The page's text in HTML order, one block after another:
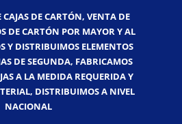
CAJAS DE CARTÓN, VENTA DE
DE CARTÓN POR MAYOR Y AL
Y DISTRIBUIMOS ELEMENTOS
DE SEGUNDA, FABRICAMOS
A LA MEDIDA REQUERIDA Y
DISTRIBUIMOS A NIVEL
NACIONAL